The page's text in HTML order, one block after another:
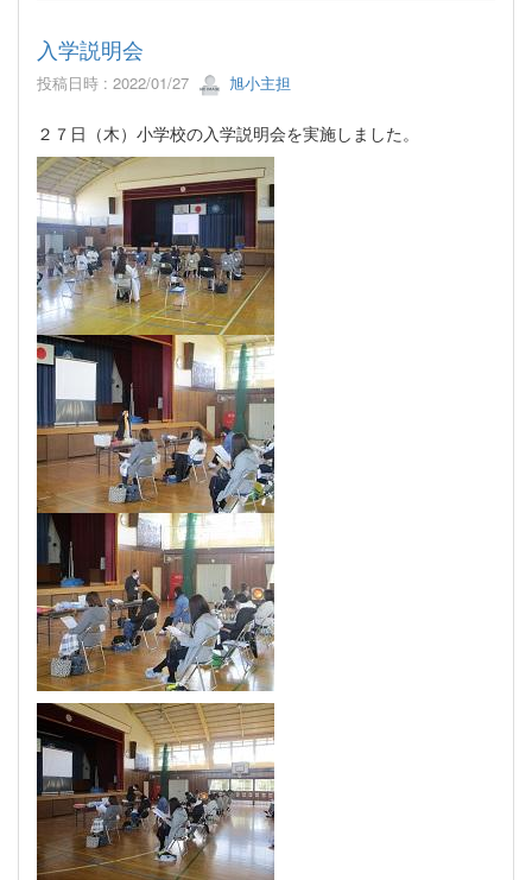
入学説明会
投稿日時 : 2022/01/27 旭小主担
２７日（木）小学校の入学説明会を実施しました。